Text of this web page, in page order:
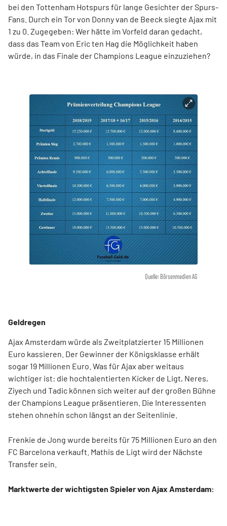
bei den Tottenham Hotspurs für lange Gesichter der Spurs-
Fans. Durch ein Tor von Donny van de Beeck siegte Ajax mit
1 zu 0. Zugegeben: Wer hätte im Vorfeld daran gedacht,
dass das Team von Eric ten Hag die Möglichkeit haben
würde, in das Finale der Champions League einzuziehen?
Quelle: Börsenmedien AG
Geldregen
Ajax Amsterdam würde als Zweitplatzierter 15 Millionen
Euro kassieren. Der Gewinner der Königsklasse erhält
sogar 19 Millionen Euro. Was für Ajax aber weitaus
wichtiger ist: die hochtalentierten Kicker de Ligt, Neres,
Ziyech und Tadic können sich weiter auf der großen Bühne
der Champions League präsentieren. Die Interessenten
stehen ohnehin schon längst an der Seitenlinie.
Frenkie de Jong wurde bereits für 75 Millionen Euro an den
FC Barcelona verkauft. Mathis de Ligt wird der Nächste
Transfer sein.
Marktwerte der wichtigsten Spieler von Ajax Amsterdam: